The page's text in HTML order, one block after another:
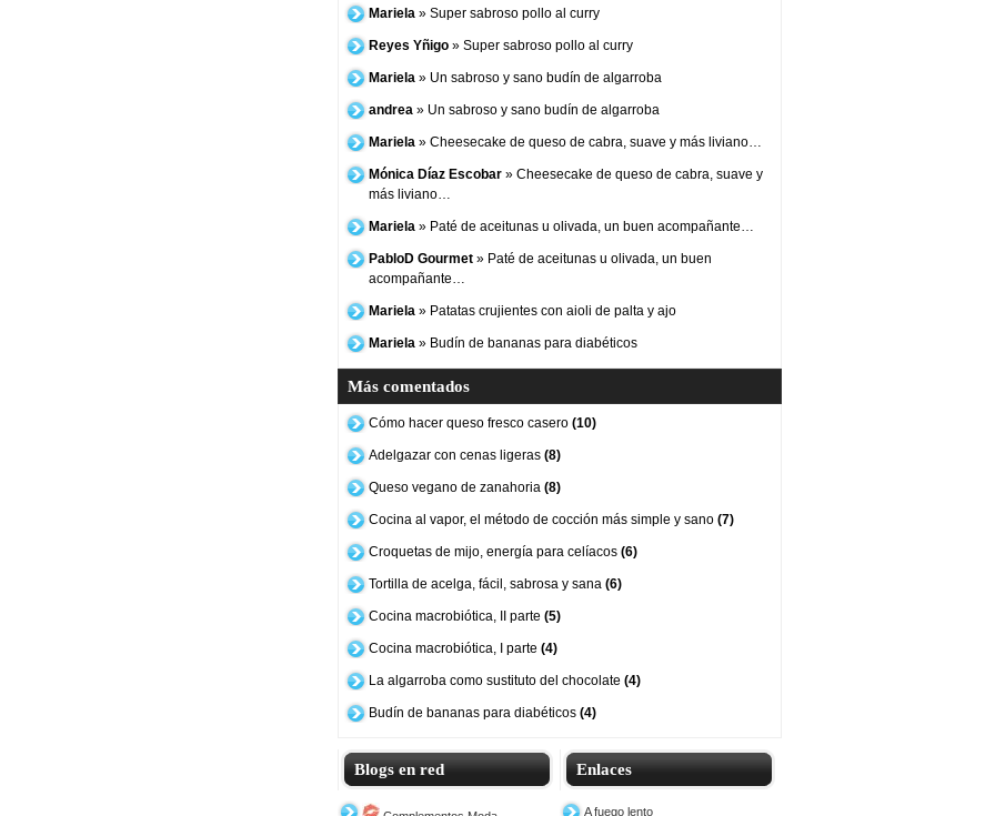
Mariela » Super sabroso pollo al curry
Reyes Yñigo » Super sabroso pollo al curry
Mariela » Un sabroso y sano budín de algarroba
andrea » Un sabroso y sano budín de algarroba
Mariela » Cheesecake de queso de cabra, suave y más liviano…
Mónica Díaz Escobar » Cheesecake de queso de cabra, suave y
más liviano…
Mariela » Paté de aceitunas u olivada, un buen acompañante…
PabloD Gourmet » Paté de aceitunas u olivada, un buen
acompañante…
Mariela » Patatas crujientes con aioli de palta y ajo
Mariela » Budín de bananas para diabéticos
Más comentados
Cómo hacer queso fresco casero (10)
Adelgazar con cenas ligeras (8)
Queso vegano de zanahoria (8)
Cocina al vapor, el método de cocción más simple y sano (7)
Croquetas de mijo, energía para celíacos (6)
Tortilla de acelga, fácil, sabrosa y sana (6)
Cocina macrobiótica, II parte (5)
Cocina macrobiótica, I parte (4)
La algarroba como sustituto del chocolate (4)
Budín de bananas para diabéticos (4)
Blogs en red Enlaces
A fuego lento